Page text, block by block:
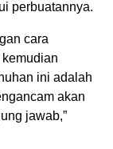
perbuatannya.
cara
ini adalah
akan
jawab,”